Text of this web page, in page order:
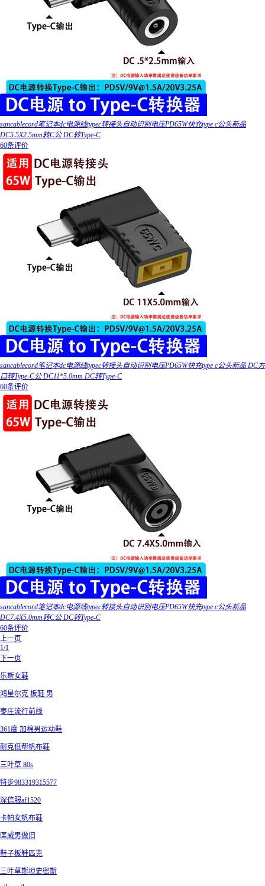
sancablecord笔记本dc电源线typec转接头自动识别电压PD65W快充type c公头新品
DC5.5X2.5mm转C公 DC转Type-C
60条评价
sancablecord笔记本dc电源线typec转接头自动识别电压PD65W快充type c公头新品 DC方
口转Type-C公 DC11*5.0mm DC转Type-C
60条评价
sancablecord笔记本dc电源线typec转接头自动识别电压PD65W快充type c公头新品
DC7.4X5.0mm转C公 DC转Type-C
60条评价
上一页
1/1
下一页
乐斯女鞋
鸿星尔克 板鞋 男
枣庄流行前线
361度 加棉男运动鞋
耐克低帮帆布鞋
三叶草 80s
特步983319315577
深信服af1520
卡帕女帆布鞋
匡威男做旧
鞋子板鞋匹克
三叶草斯坦史密斯